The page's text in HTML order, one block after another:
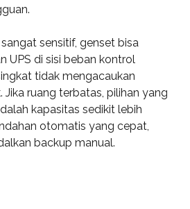
sensitif, genset bisa
UPS di sisi beban kontrol
tidak mengacaukan
Jika ruang terbatas, pilihan yang
kapasitas sedikit lebih
otomatis yang cepat,
backup manual.